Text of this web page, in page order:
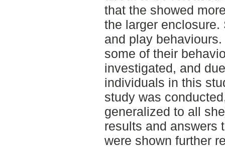
that the showed
the larger
and play
some of their
investigated, and
individuals in this
study was
generalized to all
results and answers
were shown further